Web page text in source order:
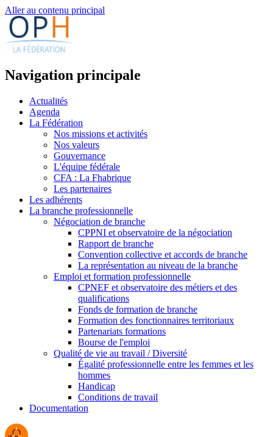
Aller au contenu principal
Navigation principale
Actualités
Agenda
La Fédération
Nos missions et activités
Nos valeurs
Gouvernance
L'équipe fédérale
CFA : La Fhabrique
Les partenaires
Les adhérents
La branche professionnelle
Négociation de branche
CPPNI et observatoire de la négociation
Rapport de branche
Convention collective et accords de branche
La représentation au niveau de la branche
Emploi et formation professionnelle
CPNEF et observatoire des métiers et des
qualifications
Fonds de formation de branche
Formation des fonctionnaires territoriaux
Partenariats formations
Bourse de l'emploi
Qualité de vie au travail / Diversité
Égalité professionnelle entre les femmes et les
hommes
Handicap
Conditions de travail
Documentation